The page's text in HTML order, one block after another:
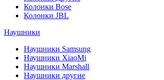
Колонки Bose
Колонки JBL
Наушники
Наушники Samsung
Наушники XiaoMi
Наушники Marshall
Наушники другие